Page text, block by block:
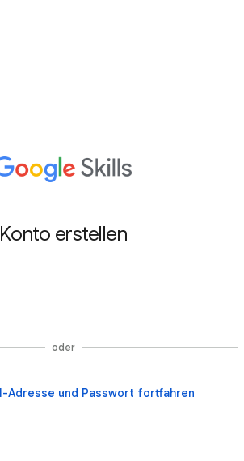
Konto erstellen
oder